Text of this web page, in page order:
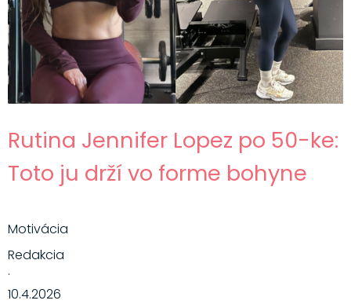
Rutina Jennifer Lopez po 50-ke:
Toto ju drží vo forme bohyne
Motivácia
Redakcia
·
10.4.2026